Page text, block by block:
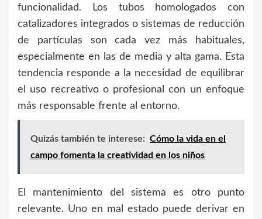
funcionalidad. Los tubos homologados con
catalizadores integrados o sistemas de reducción
de partículas son cada vez más habituales,
especialmente en las de media y alta gama. Esta
tendencia responde a la necesidad de equilibrar
el uso recreativo o profesional con un enfoque
más responsable frente al entorno.
Quizás también te interese: Cómo la vida en el
campo fomenta la creatividad en los niños
El mantenimiento del sistema es otro punto
relevante. Uno en mal estado puede derivar en